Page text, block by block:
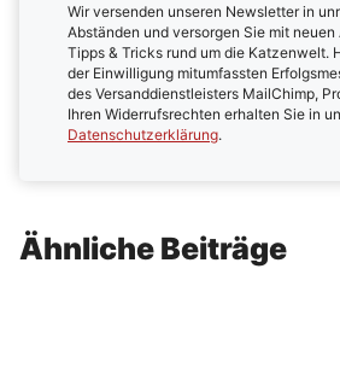
Wir versenden unseren Newsletter in
Abständen und versorgen Sie mit
Tipps & Tricks rund um die Katzenwelt.
der Einwilligung mitumfassten
des Versanddienstleisters MailChimp,
Ihren Widerrufsrechten erhalten Sie in
Datenschutzerklärung.
Ähnliche Beiträge